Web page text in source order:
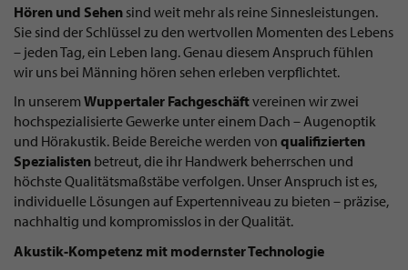
Hören und Sehen sind weit mehr als reine Sinnesleistungen.
Sie sind der Schlüssel zu den wertvollen Momenten des Lebens
– jeden Tag, ein Leben lang. Genau diesem Anspruch fühlen
wir uns bei Männing hören sehen erleben verpflichtet.
In unserem Wuppertaler Fachgeschäftvereinen wir zwei
hochspezialisierte Gewerke unter einem Dach – Augenoptik
und Hörakustik. Beide Bereiche werden von qualifizierten
Spezialisten betreut, die ihr Handwerk beherrschen und
höchste Qualitätsmaßstäbe verfolgen. Unser Anspruch ist es,
individuelle Lösungen auf Expertenniveau zu bieten – präzise,
nachhaltig und kompromisslos in der Qualität.
Akustik-Kompetenz mit modernster Technologie